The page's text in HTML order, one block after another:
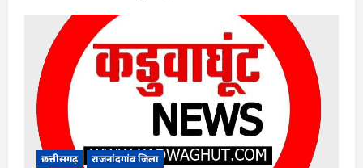
छत्तीसगढ़ राजनांदगांव जिला